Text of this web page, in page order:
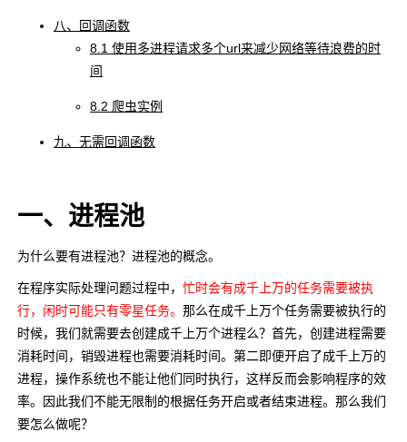
八、回调函数
8.1 使用多进程请求多个url来减少网络等待浪费的时
间
8.2 爬虫实例
九、无需回调函数
一、进程池
为什么要有进程池？进程池的概念。
在程序实际处理问题过程中， 忙时会有成千上万的任务需要被执
行，闲时可能只有零星任务。 那么在成千上万个任务需要被执行的
时候，我们就需要去创建成千上万个进程么？首先，创建进程需要
消耗时间，销毁进程也需要消耗时间。第二即便开启了成千上万的
进程，操作系统也不能让他们同时执行，这样反而会影响程序的效
率。因此我们不能无限制的根据任务开启或者结束进程。那么我们
要怎么做呢？